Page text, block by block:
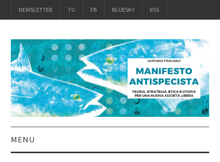
NEWSLETTER TG FB BLUESKY RSS
MENU